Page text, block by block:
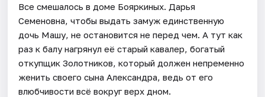
Все смешалось в доме Бояркиных. Дарья
Семеновна, чтобы выдать замуж единственную
дочь Машу, не остановится не перед чем. А тут как
раз к балу нагрянул её старый кавалер, богатый
откупщик Золотников, который должен непременно
женить своего сына Александра, ведь от его
влюбчивости всё вокруг верх дном.